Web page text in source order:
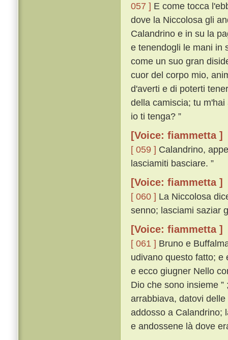
057 ] E come tocca
dove la Niccolosa gli
Calandrino e in su la
e tenendogli le mani in
come un suo gran
cuor del corpo mio,
d'averti e di poterti
della camiscia; tu
io ti tenga? ”
[Voice: fiammetta ]
[ 059 ] Calandrino,
lasciamiti basciare. ”
[Voice: fiammetta ]
[ 060 ] La Niccolosa
senno; lasciami saziar
[Voice: fiammetta ]
[ 061 ] Bruno e
udivano questo fatto; e
e ecco giugner Nello
Dio che sono insieme
arrabbiava, datovi
addosso a Calandrino;
e andossene là dove